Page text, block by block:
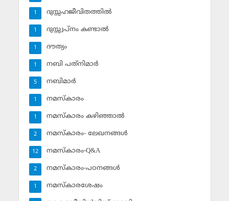
ദുസ്സഹജീവിതത്തില്‍
1
ദുസ്സ്വപ്‌നം കണ്ടാല്‍
1
ദൗത്യം
1
നബി പത്‌നിമാര്‍
1
നബിമാര്‍
5
നമസ്‌കാരം
1
നമസ്‌കാരം കഴിഞ്ഞാല്‍
1
നമസ്‌കാരം- ലേഖനങ്ങള്‍
2
നമസ്‌കാരം-Q&A
12
നമസ്‌കാരം-പഠനങ്ങള്‍
2
നമസ്‌കാരശേഷം
1